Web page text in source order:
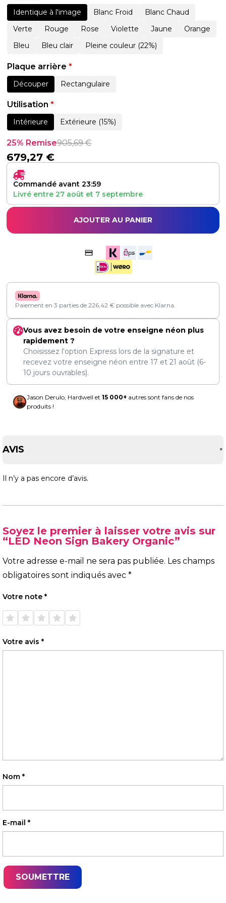
Identique à l'image Blanc Froid
Blanc Chaud
Verte
Rouge Rose Violette Jaune
Orange
Bleu
Bleu clair Pleine couleur (22%)
Plaque arrière *
Découper Rectangulaire
Utilisation *
Intérieure Extérieure (15%)
25% Remise905,69€
679,27 €
Commandé avant 23:59
Livré entre 27 août et 7 septembre
AJOUTER AU PANIER
Paiement en 3 parties de 226,42 € possible avec Klarna.
Vous avez besoin de votre enseigne néon plus
rapidement ?
Choisissez l'option Express lors de la signature et
recevez votre enseigne néon entre 17 et 21 août (6-
10 jours ouvrables).
Jason Derulo, Hardwell et 15 000+ autres sont fans de nos
produits !
AVIS +
Il n’y a pas encore d’avis.
Soyez le premier à laisser votre avis sur
“LED Neon Sign Bakery Organic”
Votre adresse e-mail ne sera pas publiée. Les champs
obligatoires sont indiqués avec *
Votre note *
1 étoile
sur 5
2 étoiles
sur 5
3 étoiles
sur 5
4 étoiles
sur 5
5 étoiles
sur 5
Votre avis *
Nom *
E-mail *